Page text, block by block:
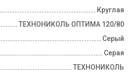
Круглая
ТЕХНОНИКОЛЬ ОПТИМА 120/80
Серый
Серая
ТЕХНОНИКОЛЬ